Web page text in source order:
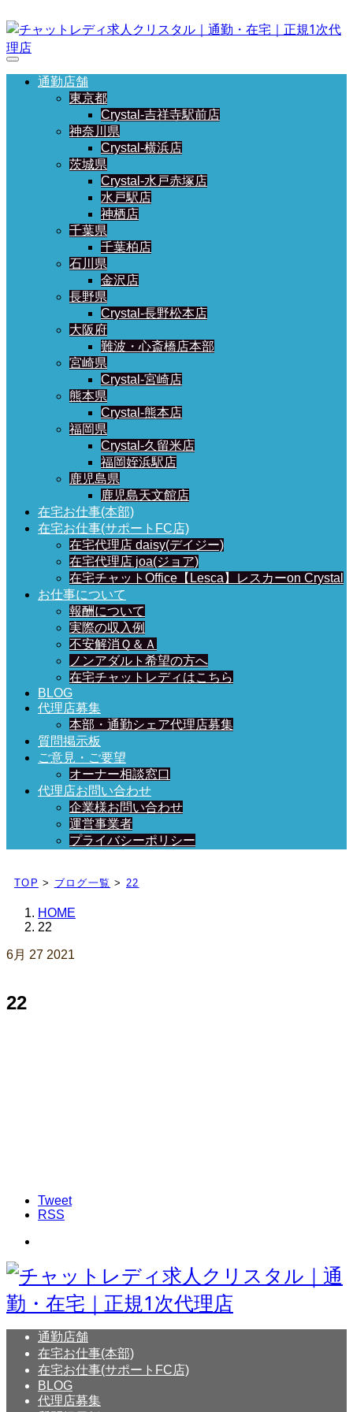
通勤店舗
東京都
Crystal-吉祥寺駅前店
神奈川県
Crystal-横浜店
茨城県
Crystal-水戸赤塚店
水戸駅店
神栖店
千葉県
千葉柏店
石川県
金沢店
長野県
Crystal-長野松本店
大阪府
難波・心斎橋店本部
宮崎県
Crystal-宮崎店
熊本県
Crystal-熊本店
福岡県
Crystal-久留米店
福岡姪浜駅店
鹿児島県
鹿児島天文館店
在宅お仕事(本部)
在宅お仕事(サポートFC店)
在宅代理店 daisy(デイジー)
在宅代理店 joa(ジョア)
在宅チャットOffice【Lesca】レスカーon Crystal
お仕事について
報酬について
実際の収入例
不安解消Ｑ＆Ａ
ノンアダルト希望の方へ
在宅チャットレディはこちら
BLOG
代理店募集
本部・通勤シェア代理店募集
質問掲示板
ご意見・ご要望
オーナー相談窓口
代理店お問い合わせ
企業様お問い合わせ
運営事業者
プライバシーポリシー
日々、ブログを更新中！
TOP > ブログ一覧 > 22
HOME
22
6月 27 2021
22
Tweet
RSS
通勤店舗
在宅お仕事(本部)
在宅お仕事(サポートFC店)
BLOG
代理店募集